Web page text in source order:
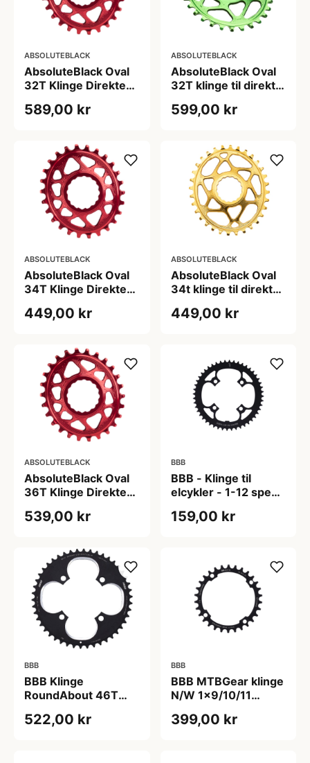
ABSOLUTEBLACK
AbsoluteBlack Oval
32T Klinge Direkte
(Raceface) Rød 3
589,00 kr
ABSOLUTEBLACK
AbsoluteBlack Oval
32T klinge til direkte
(Raceface) Grøn 3
599,00 kr
ABSOLUTEBLACK
AbsoluteBlack Oval
34T Klinge Direkte
(Raceface) Rød 3
449,00 kr
ABSOLUTEBLACK
AbsoluteBlack Oval
34t klinge til direkte
(Raceface) Guld 3
449,00 kr
ABSOLUTEBLACK
AbsoluteBlack Oval
36T Klinge Direkte
(Raceface) Rød 3
539,00 kr
BBB
BBB - Klinge til
elcykler - 1-12 speed
159,00 kr
BBB
BBB Klinge
RoundAbout 46T
522,00 kr
BBB
BBB MTBGear klinge
N/W 1x9/10/11
399,00 kr